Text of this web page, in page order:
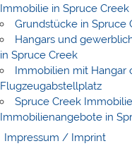
Immobilie in Spruce Creek
Grundstücke in Spruce
Hangars und
in Spruce Creek
Immobilien mit Hangar
Flugzeugabstellplatz
Spruce Creek
Immobilienangebote in
Impressum / Imprint